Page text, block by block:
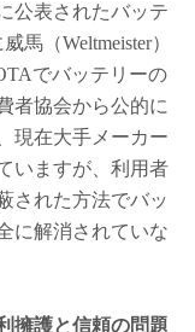
公表されたバッテ
馬（Weltmeister）
でバッテリーの
者協会から公的に
現在大手メーカー
いますが、利用者
された方法でバッ
に解消されていな
擁護と信頼の問題